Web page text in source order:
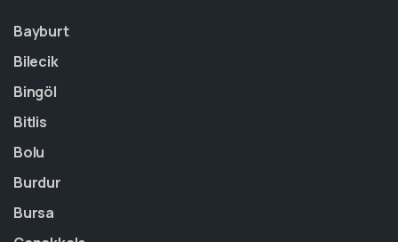
Bayburt
Bilecik
Bingöl
Bitlis
Bolu
Burdur
Bursa